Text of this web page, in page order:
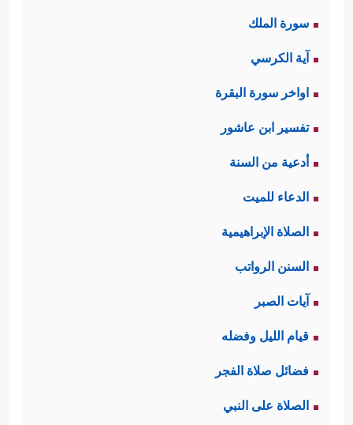
سورة الملك
آية الكرسي
اواخر سورة البقرة
تفسير ابن عاشور
أدعية من السنة
الدعاء للميت
الصلاة الإبراهيمية
السنن الرواتب
آيات الصبر
قيام الليل وفضله
فضائل صلاة الفجر
الصلاة على النبي